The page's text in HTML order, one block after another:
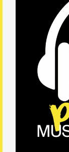
Rolê no Museu